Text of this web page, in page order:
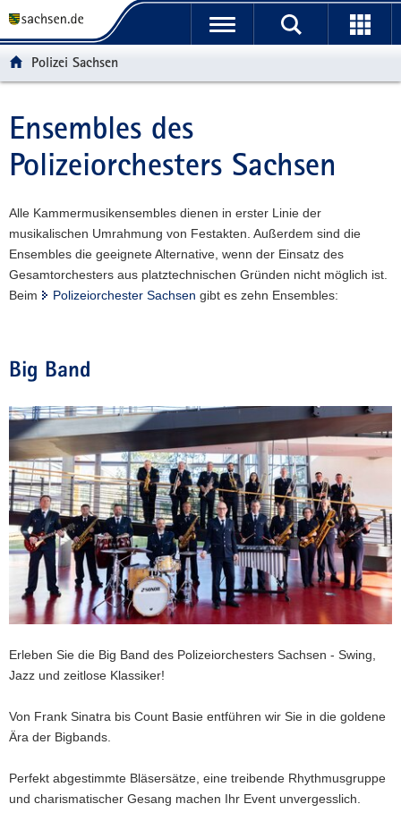
t
ü
b
g
r
e
i
f
d
e
a
v
i
g
a
t
i
t
n
a
g
a
t
i
o
p
n
h
t
t
e
I
o
r
m
a
t
n
t
-
B
e
i
c
h
Polizei Sachsen
Hauptinhalt
Ensembles des
Polizeiorchesters Sachsen
Alle Kammermusikensembles dienen in erster Linie der
musikalischen Umrahmung von Festakten. Außerdem sind die
Ensembles die geeignete Alternative, wenn der Einsatz des
Gesamtorchesters aus platztechnischen Gründen nicht möglich ist.
Beim
Polizeiorchester Sachsen gibt es zehn Ensembles:
Big Band
Erleben Sie die Big Band des Polizeiorchesters Sachsen - Swing,
Jazz und zeitlose Klassiker!
Von Frank Sinatra bis Count Basie entführen wir Sie in die goldene
Ära der Bigbands.
Perfekt abgestimmte Bläsersätze, eine treibende Rhythmusgruppe
und charismatischer Gesang machen Ihr Event unvergesslich.